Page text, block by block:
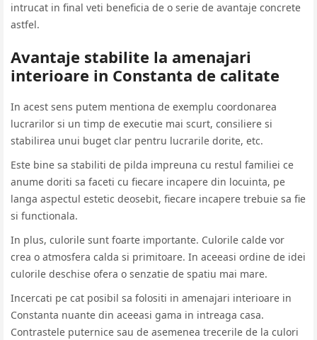
intrucat in final veti beneficia de o serie de avantaje concrete
astfel.
Avantaje stabilite la amenajari
interioare in Constanta de calitate
In acest sens putem mentiona de exemplu coordonarea
lucrarilor si un timp de executie mai scurt, consiliere si
stabilirea unui buget clar pentru lucrarile dorite, etc.
Este bine sa stabiliti de pilda impreuna cu restul familiei ce
anume doriti sa faceti cu fiecare incapere din locuinta, pe
langa aspectul estetic deosebit, fiecare incapere trebuie sa fie
si functionala.
In plus, culorile sunt foarte importante. Culorile calde vor
crea o atmosfera calda si primitoare. In aceeasi ordine de idei
culorile deschise ofera o senzatie de spatiu mai mare.
Incercati pe cat posibil sa folositi in amenajari interioare in
Constanta nuante din aceeasi gama in intreaga casa.
Contrastele puternice sau de asemenea trecerile de la culori